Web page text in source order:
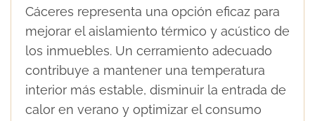
Cáceres representa una opción eficaz para
mejorar el aislamiento térmico y acústico de
los inmuebles. Un cerramiento adecuado
contribuye a mantener una temperatura
interior más estable, disminuir la entrada de
calor en verano y optimizar el consumo